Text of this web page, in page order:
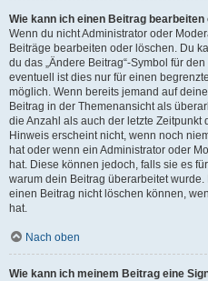
Wie kann ich einen Beitrag
Wenn du nicht Administrator oder
Beiträge bearbeiten oder löschen. Du
du das „Ändere Beitrag“-Symbol für
eventuell ist dies nur für einen
möglich. Wenn bereits jemand auf
Beitrag in der Themenansicht als
die Anzahl als auch der letzte
Hinweis erscheint nicht, wenn noch
hat oder wenn ein Administrator oder
hat. Diese können jedoch, falls sie es
warum dein Beitrag überarbeitet
einen Beitrag nicht löschen können,
hat.
Nach oben
Wie kann ich meinem Beitrag eine